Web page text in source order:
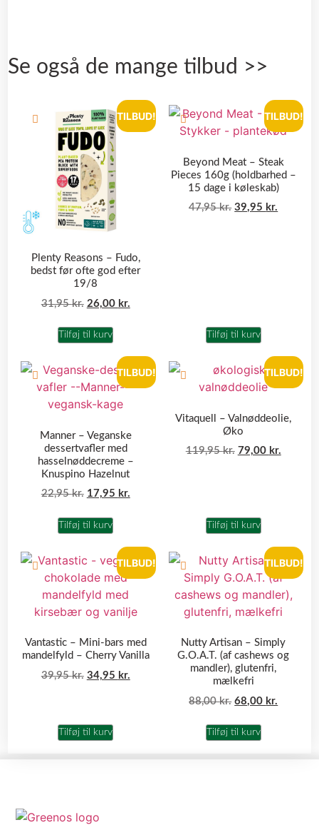
Se også de mange tilbud >>
TILBUD!
Plenty Reasons – Fudo,
bedst før ofte god efter
19/8
31,95kr. 26,00 kr.
Tilføj til kurv
TILBUD!
Beyond Meat – Steak
Pieces 160g (holdbarhed –
15 dage i køleskab)
47,95kr. 39,95 kr.
Tilføj til kurv
TILBUD!
Manner – Veganske
dessertvafler med
hasselnøddecreme –
Knuspino Hazelnut
22,95kr. 17,95 kr.
Tilføj til kurv
TILBUD!
Vitaquell – Valnøddeolie,
Øko
119,95kr. 79,00 kr.
Tilføj til kurv
TILBUD!
Vantastic – Mini-bars med
mandelfyld – Cherry Vanilla
39,95kr. 34,95 kr.
Tilføj til kurv
TILBUD!
Nutty Artisan – Simply
G.O.A.T. (af cashews og
mandler), glutenfri,
mælkefri
88,00kr. 68,00 kr.
Tilføj til kurv